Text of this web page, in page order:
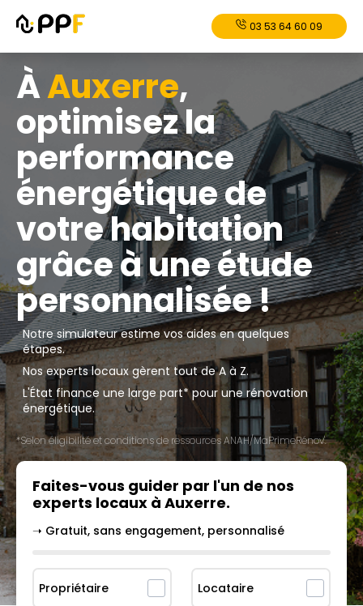
03 53 64 60 09
ÀAuxerre,
optimisez la
performance
énergétique de
votre habitation
grâce à une étude
personnalisée !
Notre simulateur estime vos aides en quelques
étapes.
Nos experts locaux gèrent tout de A à Z.
L'État finance une large part* pour une rénovation
énergétique.
*Selon éligibilité et conditions de ressources ANAH/MaPrimeRénov'.
Faites-vous guider par l'un de nos
experts locaux à Auxerre.
➝ Gratuit, sans engagement, personnalisé
Propriétaire Locataire